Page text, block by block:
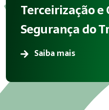
Terceirização e
Segurança do
Saiba mais